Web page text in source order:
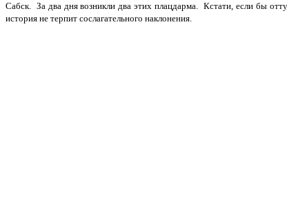
Сабск. За два дня возникли два этих плацдарма. Кстати, если бы
история не терпит сослагательного наклонения.